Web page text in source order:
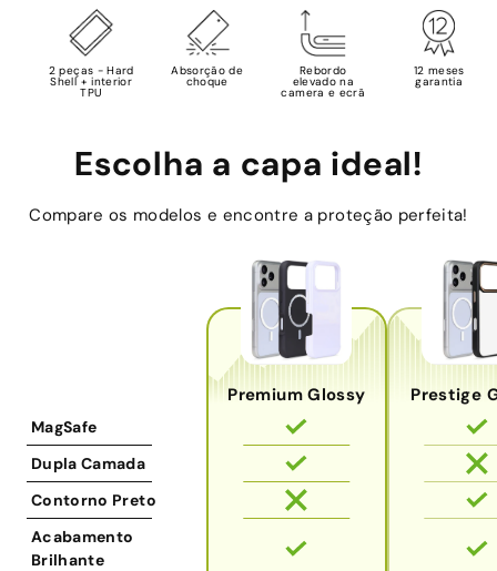
2 peças - Hard
Shell + interior
TPU
Absorção de
choque
Rebordo
elevado na
camera e ecrã
12 meses
garantia
Escolha a capa ideal!
Compare os modelos e encontre a proteção perfeita!
Premium Glossy Prestige
MagSafe
Dupla Camada
Contorno Preto
Acabamento
Brilhante